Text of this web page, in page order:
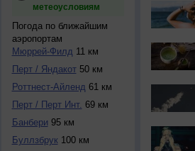
метеоусловиям
Погода по ближайшим
аэропортам
Мюррей-Филд 11 км
Перт / Яндакот50 км
Роттнест-Айленд 61 км
Перт / Перт Инт. 69 км
Банбери 95 км
Буллзбрук100 км